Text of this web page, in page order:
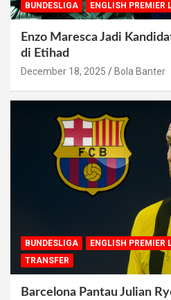
BUNDESLIGA ENGLISH PREMIER
Enzo Maresca Jadi
di Etihad
December 18, 2025 Bola Banter
BUNDESLIGA ENGLISH PREMIER
TRANSFER
Barcelona Pantau Julian